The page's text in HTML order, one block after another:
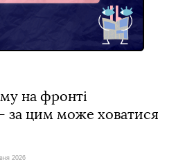
на фронті
за цим може ховатися
2026